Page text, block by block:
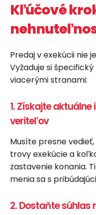
Kľúčové
Predaj v exekúcii nie
Vyžaduje si
viacerými stranami:
1. Získajte
veriteľov
Musíte presne
trovy exekúcie a
zastavenie konania.
menia sa s
2. Dostaňte súhlas